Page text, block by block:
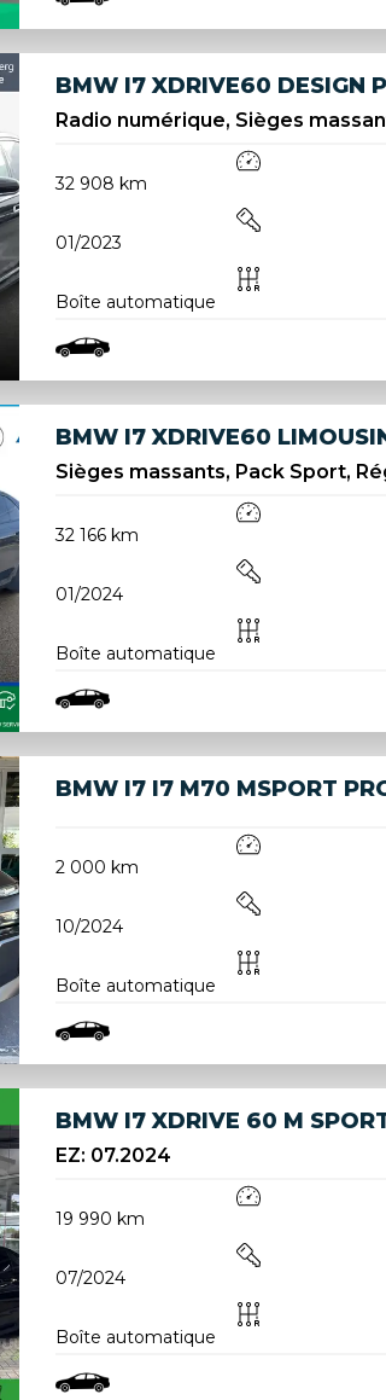
BMW I7 XDRIVE60 DESIGN
Radio numérique, Sièges
32 908 km
01/2023
Boîte automatique
BMW I7 XDRIVE60
Sièges massants, Pack Sport,
32 166 km
01/2024
Boîte automatique
BMW I7 I7 M70 MSPORT
2 000 km
10/2024
Boîte automatique
BMW I7 XDRIVE 60 M
EZ: 07.2024
19 990 km
07/2024
Boîte automatique